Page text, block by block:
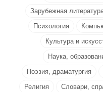
Зарубежная
Психология
Культура и
Наука,
Поэзия, драматургия
Религия
Словари,